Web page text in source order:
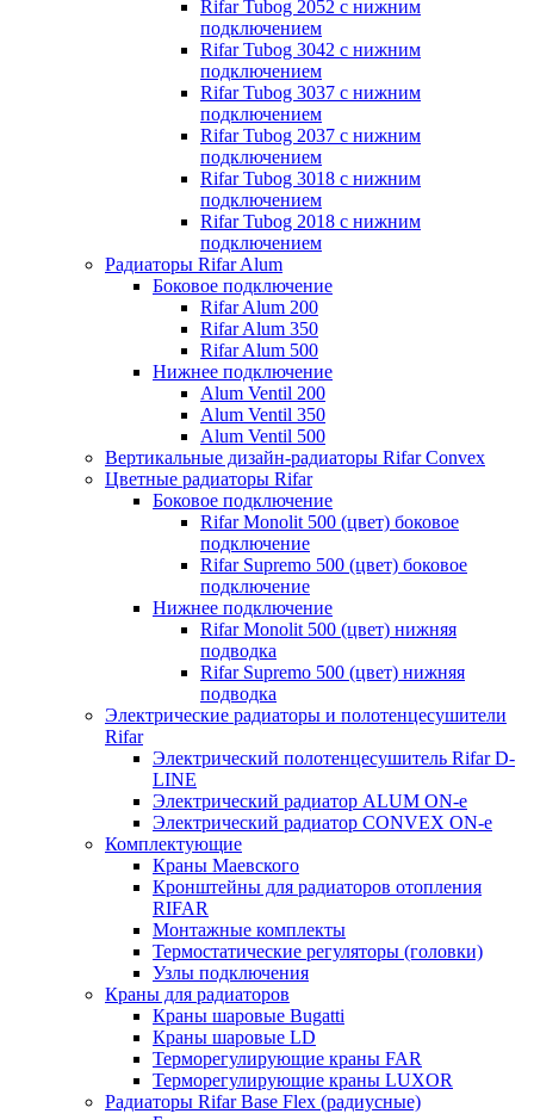
Rifar Tubog 2052 с нижним
подключением
Rifar Tubog 3042 с нижним
подключением
Rifar Tubog 3037 с нижним
подключением
Rifar Tubog 2037 с нижним
подключением
Rifar Tubog 3018 с нижним
подключением
Rifar Tubog 2018 с нижним
подключением
Радиаторы Rifar Alum
Боковое подключение
Rifar Alum 200
Rifar Alum 350
Rifar Alum 500
Нижнее подключение
Alum Ventil 200
Alum Ventil 350
Alum Ventil 500
Вертикальные дизайн-радиаторы Rifar Convex
Цветные радиаторы Rifar
Боковое подключение
Rifar Monolit 500 (цвет) боковое
подключение
Rifar Supremo 500 (цвет) боковое
подключение
Нижнее подключение
Rifar Monolit 500 (цвет) нижняя
подводка
Rifar Supremo 500 (цвет) нижняя
подводка
Электрические радиаторы и полотенцесушители
Rifar
Электрический полотенцесушитель Rifar D-
LINE
Электрический радиатор ALUM ON-e
Электрический радиатор CONVEX ON-e
Комплектующие
Краны Маевского
Кронштейны для радиаторов отопления
RIFAR
Монтажные комплекты
Термостатические регуляторы (головки)
Узлы подключения
Краны для радиаторов
Краны шаровые Bugatti
Краны шаровые LD
Терморегулирующие краны FAR
Терморегулирующие краны LUXOR
Радиаторы Rifar Base Flex (радиусные)